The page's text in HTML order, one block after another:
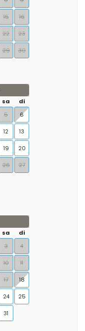
15 16
22 23
29 30
sa
di
5 6
12 13
19 20
26 27
sa
di
3 4
10 11
17 18
24 25
31